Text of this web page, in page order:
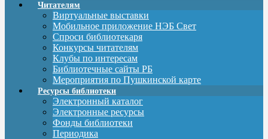
Читателям
Виртуальные выставки
Мобильное приложение НЭБ Свет
Спроси библиотекаря
Конкурсы читателям
Клубы по интересам
Библиотечные сайты РБ
Мероприятия по Пушкинской карте
Ресурсы библиотеки
Электронный каталог
Электронные ресурсы
Фонды библиотеки
Периодика